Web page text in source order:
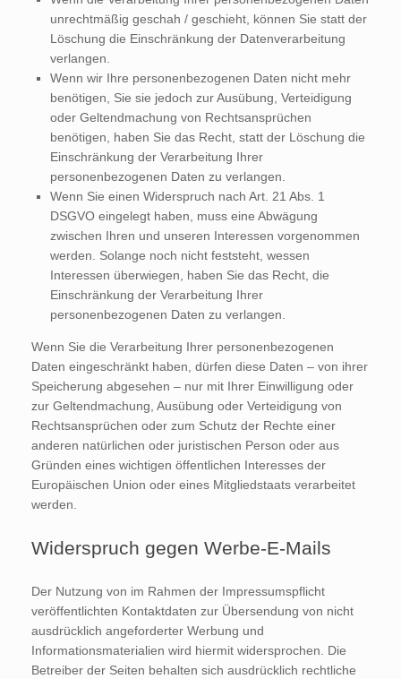
unrechtmäßig geschah / geschieht, können Sie statt der
Löschung die Einschränkung der Datenverarbeitung
verlangen.
Wenn wir Ihre personenbezogenen Daten nicht mehr
benötigen, Sie sie jedoch zur Ausübung, Verteidigung
oder Geltendmachung von Rechtsansprüchen
benötigen, haben Sie das Recht, statt der Löschung die
Einschränkung der Verarbeitung Ihrer
personenbezogenen Daten zu verlangen.
Wenn Sie einen Widerspruch nach Art. 21 Abs. 1
DSGVO eingelegt haben, muss eine Abwägung
zwischen Ihren und unseren Interessen vorgenommen
werden. Solange noch nicht feststeht, wessen
Interessen überwiegen, haben Sie das Recht, die
Einschränkung der Verarbeitung Ihrer
personenbezogenen Daten zu verlangen.
Wenn Sie die Verarbeitung Ihrer personenbezogenen
Daten eingeschränkt haben, dürfen diese Daten – von ihrer
Speicherung abgesehen – nur mit Ihrer Einwilligung oder
zur Geltendmachung, Ausübung oder Verteidigung von
Rechtsansprüchen oder zum Schutz der Rechte einer
anderen natürlichen oder juristischen Person oder aus
Gründen eines wichtigen öffentlichen Interesses der
Europäischen Union oder eines Mitgliedstaats verarbeitet
werden.
Widerspruch gegen Werbe-E-Mails
Der Nutzung von im Rahmen der Impressumspflicht
veröffentlichten Kontaktdaten zur Übersendung von nicht
ausdrücklich angeforderter Werbung und
Informationsmaterialien wird hiermit widersprochen. Die
Betreiber der Seiten behalten sich ausdrücklich rechtliche